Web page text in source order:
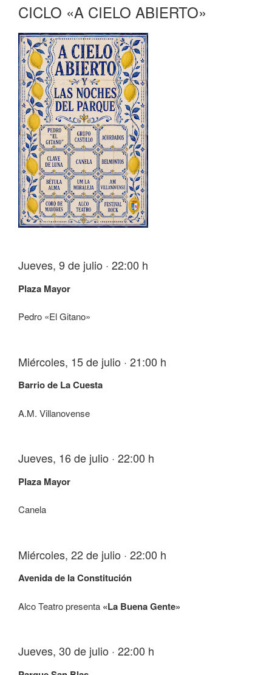
CICLO «A CIELO ABIERTO»
Jueves, 9 de julio · 22:00 h
Plaza Mayor
Pedro «El Gitano»
Miércoles, 15 de julio · 21:00 h
Barrio de La Cuesta
A.M. Villanovense
Jueves, 16 de julio · 22:00 h
Plaza Mayor
Canela
Miércoles, 22 de julio · 22:00 h
Avenida de la Constitución
Alco Teatro presenta «La Buena Gente»
Jueves, 30 de julio · 22:00 h